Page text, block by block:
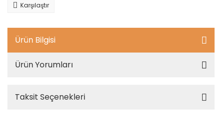
Karşılaştır
Ürün Bilgisi
Ürün Yorumları
Taksit Seçenekleri